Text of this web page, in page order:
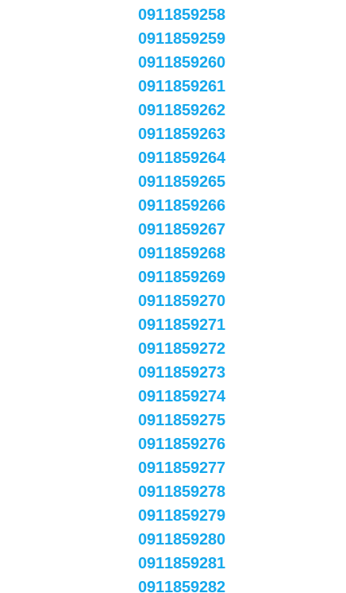
0911859258
0911859259
0911859260
0911859261
0911859262
0911859263
0911859264
0911859265
0911859266
0911859267
0911859268
0911859269
0911859270
0911859271
0911859272
0911859273
0911859274
0911859275
0911859276
0911859277
0911859278
0911859279
0911859280
0911859281
0911859282